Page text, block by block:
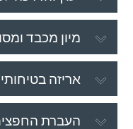
מיון מכבד
אריזה
העברת